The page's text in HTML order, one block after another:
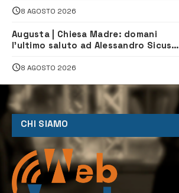
8 AGOSTO 2026
Augusta | Chiesa Madre: domani
l’ultimo saluto ad Alessandro Sicuso,
8 AGOSTO 2026
CHI SIAMO